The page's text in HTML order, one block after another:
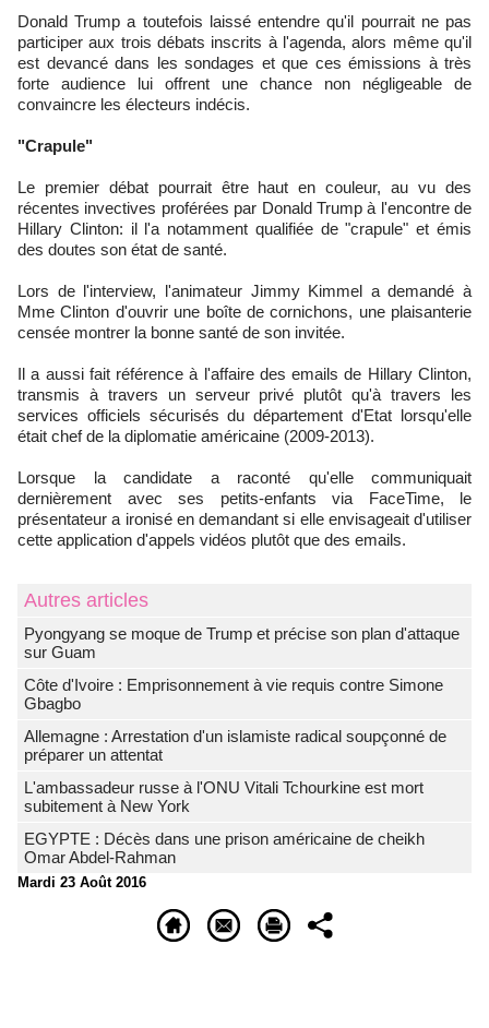
Donald Trump a toutefois laissé entendre qu'il pourrait ne pas
participer aux trois débats inscrits à l'agenda, alors même qu'il
est devancé dans les sondages et que ces émissions à très
forte audience lui offrent une chance non négligeable de
convaincre les électeurs indécis.
"Crapule"
Le premier débat pourrait être haut en couleur, au vu des
récentes invectives proférées par Donald Trump à l'encontre de
Hillary Clinton: il l'a notamment qualifiée de "crapule" et émis
des doutes son état de santé.
Lors de l'interview, l'animateur Jimmy Kimmel a demandé à
Mme Clinton d'ouvrir une boîte de cornichons, une plaisanterie
censée montrer la bonne santé de son invitée.
Il a aussi fait référence à l'affaire des emails de Hillary Clinton,
transmis à travers un serveur privé plutôt qu'à travers les
services officiels sécurisés du département d'Etat lorsqu'elle
était chef de la diplomatie américaine (2009-2013).
Lorsque la candidate a raconté qu'elle communiquait
dernièrement avec ses petits-enfants via FaceTime, le
présentateur a ironisé en demandant si elle envisageait d'utiliser
cette application d'appels vidéos plutôt que des emails.
Autres articles
Pyongyang se moque de Trump et précise son plan d'attaque
sur Guam
Côte d'Ivoire : Emprisonnement à vie requis contre Simone
Gbagbo
Allemagne : Arrestation d'un islamiste radical soupçonné de
préparer un attentat
L'ambassadeur russe à l'ONU Vitali Tchourkine est mort
subitement à New York
EGYPTE : Décès dans une prison américaine de cheikh
Omar Abdel-Rahman
Mardi 23 Août 2016